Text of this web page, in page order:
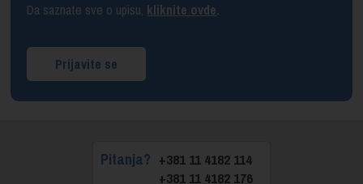
Da saznate sve o upisu, kliknite ovde.
Prijavite se
Pitanja? +381 11 4182 114
+381 11 4182 176